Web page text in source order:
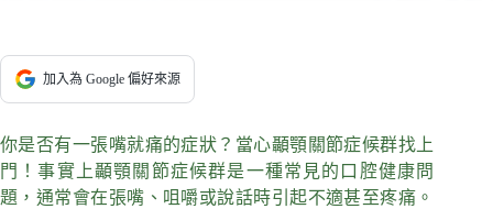
加入為 Google 偏好來源
你是否有一張嘴就痛的症狀？當心顳顎關節症候群找上
門！事實上顳顎關節症候群是一種常見的口腔健康問
題，通常會在張嘴、咀嚼或說話時引起不適甚至疼痛。